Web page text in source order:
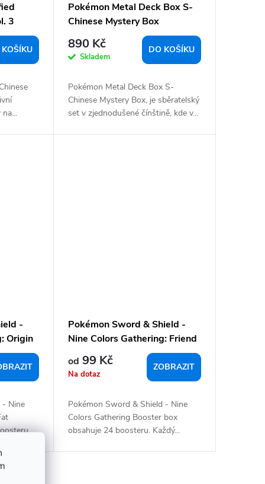
3
Pokémon Metal Deck Box S-
Chinese Mystery Box
890 Kč
Skladem
DO KOŠÍKU
Pokémon Metal Deck Box S-
Chinese Mystery Box, je sběratelský
set v zjednodušené čínštině, kde v...
-
Origin
-
- Nine
Pokémon Sword & Shield -
Nine Colors Gathering: Friend
Booster / Booster box -
Chinese
od 99 Kč
Na dotaz
ZOBRAZIT
Pokémon Sword & Shield - Nine
Colors Gathering Booster box
obsahuje 24 boosteru. Každý...